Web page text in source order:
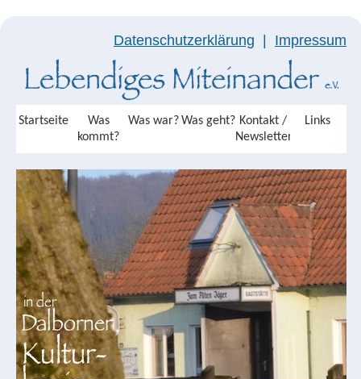
Datenschutzerklärung Impressum
Startseite
Was
kommt?
Was war? Was geht? Kontakt /
Newsletter
Links